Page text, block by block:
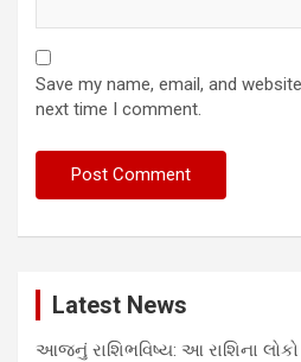
Save my name, email, and
next time I comment.
Latest News
આજનું રાશિભવિષ્ય: આ રાશિના